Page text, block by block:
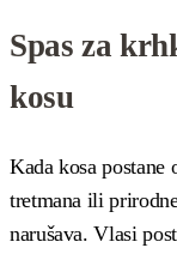
Spas za
kosu
Kada kosa postane
tretmana ili
narušava. Vlasi